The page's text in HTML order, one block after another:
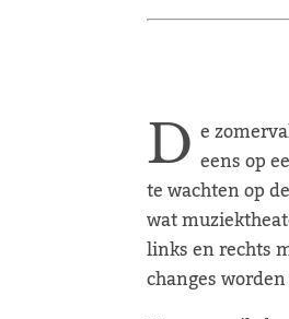
D e
eens op
te wachten op
wat
links en rechts
changes